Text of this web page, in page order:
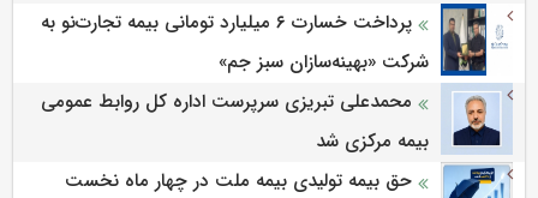
پرداخت خسارت ۶ میلیارد تومانی بیمه تجارت‌نو به
شرکت «بهینه‌سازان سبز جم»
محمدعلی تبریزی سرپرست اداره كل روابط عمومی
بیمه مركزی شد
حق بیمه تولیدی بیمه ملت در چهار ماه نخست